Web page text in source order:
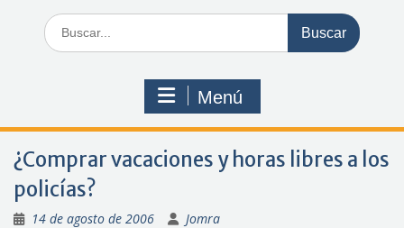
Buscar:
Menú
¿Comprar vacaciones y horas libres a los
policías?
14 de agosto de 2006 Jomra